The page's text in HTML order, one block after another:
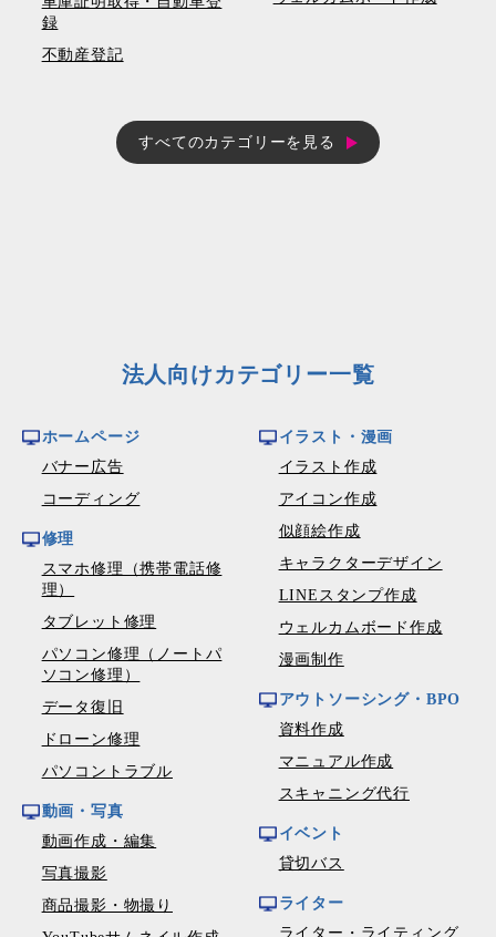
録
不動産登記
すべてのカテゴリーを見る
法人向けカテゴリー一覧
ホームページ
バナー広告
コーディング
修理
スマホ修理（携帯電話修
理）
タブレット修理
パソコン修理（ノートパ
ソコン修理）
データ復旧
ドローン修理
パソコントラブル
動画・写真
動画作成・編集
写真撮影
商品撮影・物撮り
イラスト・漫画
イラスト作成
アイコン作成
似顔絵作成
キャラクターデザイン
LINEスタンプ作成
ウェルカムボード作成
漫画制作
アウトソーシング・BPO
資料作成
マニュアル作成
スキャニング代行
イベント
貸切バス
ライター
ライター・ライティング